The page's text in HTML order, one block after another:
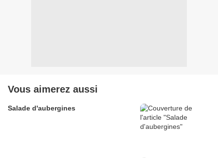
Vous aimerez aussi
Salade d'aubergines